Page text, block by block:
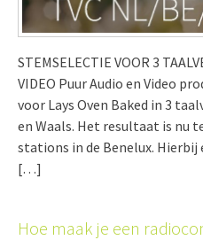
STEMSELECTIE VOOR 3
VIDEO Puur Audio en Video
voor Lays Oven Baked in 3
en Waals. Het resultaat is nu
stations in de Benelux. Hierbij
[…]
Hoe maak je een